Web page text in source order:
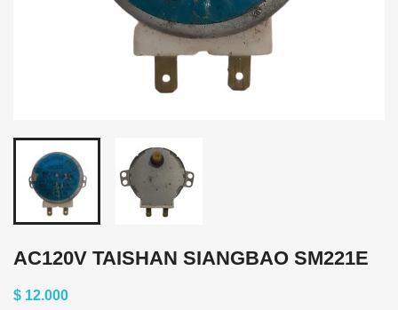
AC120V TAISHAN SIANGBAO SM221E
$ 12.000